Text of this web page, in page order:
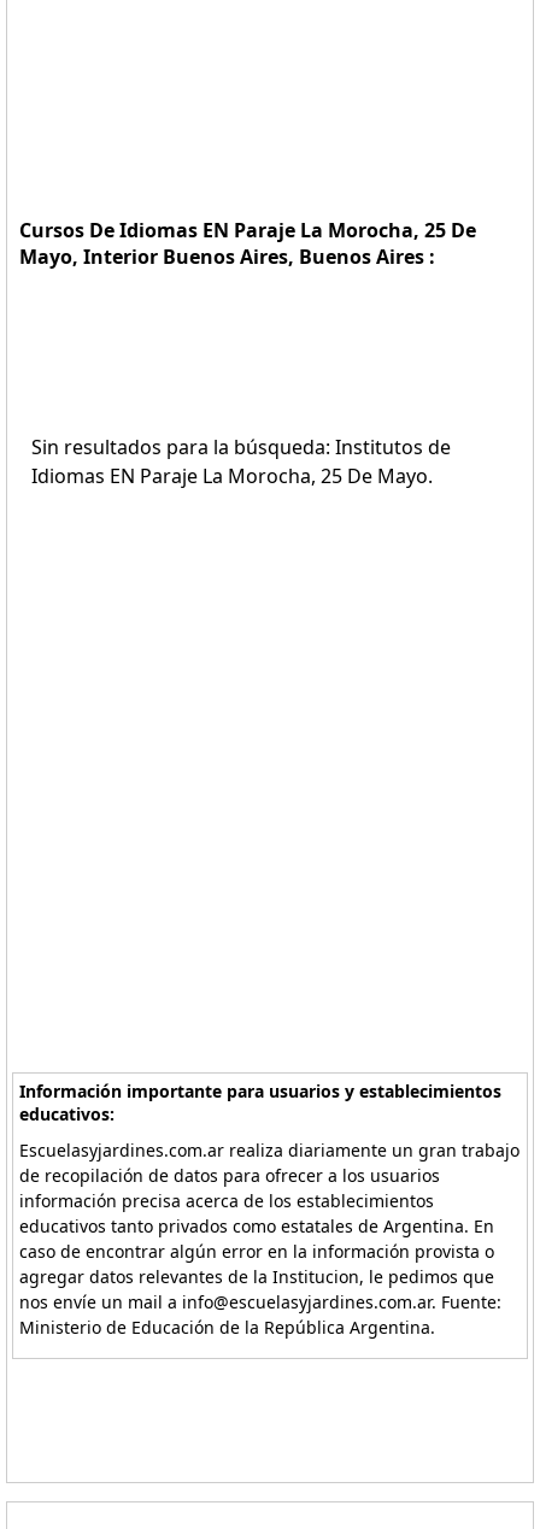
Cursos De Idiomas EN Paraje La Morocha, 25 De
Mayo, Interior Buenos Aires, Buenos Aires :
Sin resultados para la búsqueda: Institutos de
Idiomas EN Paraje La Morocha, 25 De Mayo.
Información importante para usuarios y establecimientos
educativos:
Escuelasyjardines.com.ar realiza diariamente un gran trabajo
de recopilación de datos para ofrecer a los usuarios
información precisa acerca de los establecimientos
educativos tanto privados como estatales de Argentina. En
caso de encontrar algún error en la información provista o
agregar datos relevantes de la Institucion, le pedimos que
nos envíe un mail a info@escuelasyjardines.com.ar. Fuente:
Ministerio de Educación de la República Argentina.